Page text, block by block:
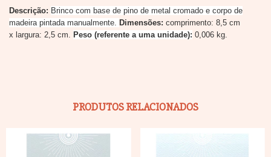
Descrição: Brinco com base de pino de metal cromado e corpo de
madeira pintada manualmente. Dimensões: comprimento: 8,5 cm
x largura: 2,5 cm. Peso (referente a uma unidade): 0,006 kg.
PRODUTOS RELACIONADOS